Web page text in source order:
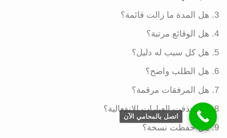
هل المدة ما زالت قائمة؟
هل الوقائع مرتبة؟
هل كل سبب له دليل؟
هل الطلب واضح؟
هل المرفقات مرقمة؟
هل حذفت العبارات الانفعالية؟
هل حفظت نسخة؟
اتصل بالمحامي الآن